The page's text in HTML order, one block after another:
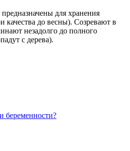
для хранения
качества до весны). Созревают в
незадолго до полного
с дерева).